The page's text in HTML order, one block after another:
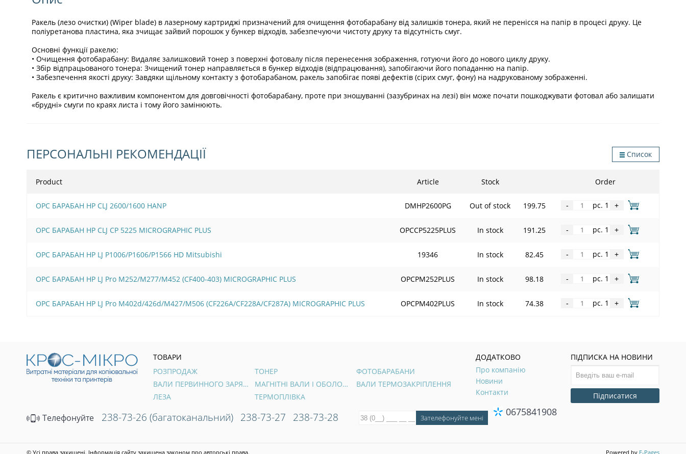
Ракель (лезо очистки) (Wiper blade) в лазерному картриджі призначений для очищення фотобарабану від залишків тонера, який не перенісся на папір в процесі друку. Це
поліуретанова пластина, яка зчищає зайвий порошок у бункер відходів, забезпечуючи чистоту друку та відсутність смуг.
Основні функції ракелю:
• Очищення фотобарабану: Видаляє залишковий тонер з поверхні фотовалу після перенесення зображення, готуючи його до нового циклу друку.
• Збір відпрацьованого тонера: Зчищений тонер направляється в бункер відходів (відпрацювання), запобігаючи його попаданню на папір.
• Забезпечення якості друку: Завдяки щільному контакту з фотобарабаном, ракель запобігає появі дефектів (сірих смуг, фону) на надрукованому зображенні.
Ракель є критично важливим компонентом для довговічності фотобарабану, проте при зношуванні (зазубринах на лезі) він може почати пошкоджувати фотовал або залишати
«брудні» смуги по краях листа і тому його замінюють.
ПЕРСОНАЛЬНІ РЕКОМЕНДАЦІЇ Список
Product Article Stock Order
OPC БАРАБАН HP CLJ 2600/1600 HANP DMHP2600PG Out of stock 199.75 - pc. 1 +
OPC БАРАБАН HP CLJ CP 5225 MICROGRAPHIC PLUS OPCCP5225PLUS In stock 191.25 - pc. 1 +
OPC БАРАБАН HP LJ P1006/Р1606/Р1566 HD Mitsubishi 19346 In stock 82.45 - pc. 1 +
OPC БАРАБАН HP LJ Pro M252/M277/M452 (CF400-403) MICROGRAPHIC PLUS OPCPM252PLUS In stock 98.18 - pc. 1 +
OPC БАРАБАН HP LJ Pro M402d/426d/M427/M506 (CF226A/CF228A/CF287A) MICROGRAPHIC PLUS OPCPM402PLUS In stock 74.38 - pc. 1 +
ТОВАРИ
РОЗПРОДАЖ
ТОНЕР
ФОТОБАРАБАНИ
ВАЛИ ПЕРВИННОГО ЗАРЯДУ
МАГНІТНІ ВАЛИ І ОБОЛОНКИ
ВАЛИ ТЕРМОЗАКРІПЛЕННЯ
ЛЕЗА
ТЕРМОПЛІВКА
ДОДАТКОВО
Про компанію
Новини
Контакти
ПІДПИСКА НА НОВИНИ
Підписатися
Телефонуйте 238-73-26 (багатоканальний) 238-73-27 238-73-28 0675841908
© Усі права захищені. Інформація сайту захищена законом про авторські права. Powered by E-Pages